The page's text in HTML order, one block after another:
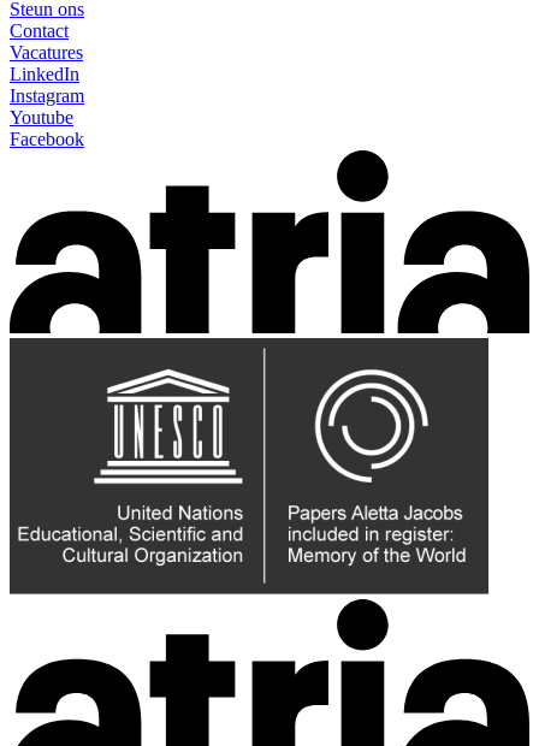
Steun ons
Contact
Vacatures
LinkedIn
Instagram
Youtube
Facebook